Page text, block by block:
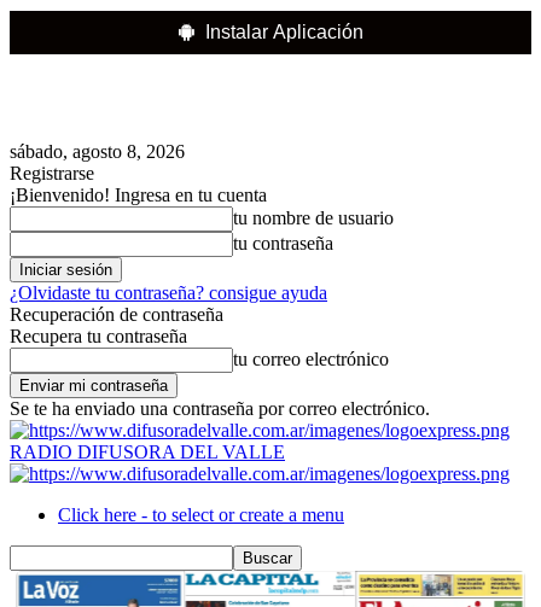
Instalar Aplicación
sábado, agosto 8, 2026
Registrarse
¡Bienvenido! Ingresa en tu cuenta
tu nombre de usuario
tu contraseña
¿Olvidaste tu contraseña? consigue ayuda
Recuperación de contraseña
Recupera tu contraseña
tu correo electrónico
Se te ha enviado una contraseña por correo electrónico.
RADIO DIFUSORA DEL VALLE
Click here - to select or create a menu